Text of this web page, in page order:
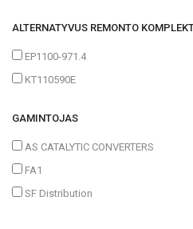
ALTERNATYVUS REMONTO
EP1100-971.4
KT110590E
GAMINTOJAS
AS CATALYTIC CONVERTERS
FA1
SF Distribution